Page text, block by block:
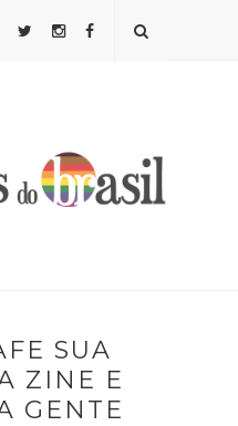
SUA
ZINE E
GENTE